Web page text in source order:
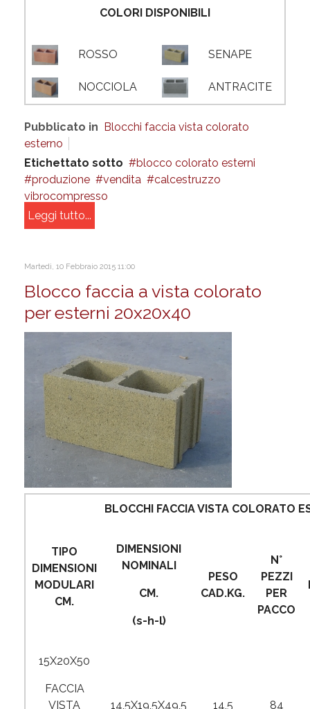
COLORI DISPONIBILI
ROSSO SENAPE
NOCCIOLA ANTRACITE
Pubblicato in Blocchi faccia vista colorato
esterno
Etichettato sotto
blocco colorato esterni
produzione
vendita
calcestruzzo
vibrocompresso
Leggi tutto...
Martedì, 10 Febbraio 2015 11:00
Blocco faccia a vista colorato
per esterni 20x20x40
BLOCCHI FACCIA VISTA COLORATO
TIPO
DIMENSIONI
MODULARI
CM.
DIMENSIONI
NOMINALI
CM.
(s-h-l)
PESO
CAD.KG.
N°
PEZZI
PER
PACCO
15X20X50
FACCIA
VISTA
14,5X19,5X49,5 14,5 84